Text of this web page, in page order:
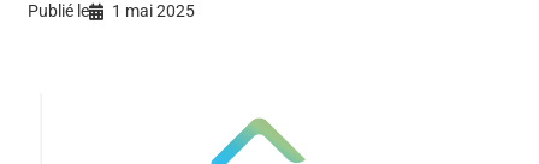
Publié le 1 mai 2025